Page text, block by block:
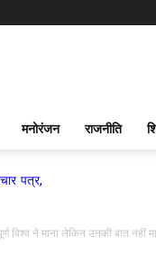
मनोरंजन राजनीति
विश्व ने माना लेकिन उनकी बात नहीं